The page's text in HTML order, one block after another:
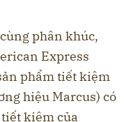
phân khúc,
Express
phẩm tiết kiệm
hiệu Marcus) có
kiệm của